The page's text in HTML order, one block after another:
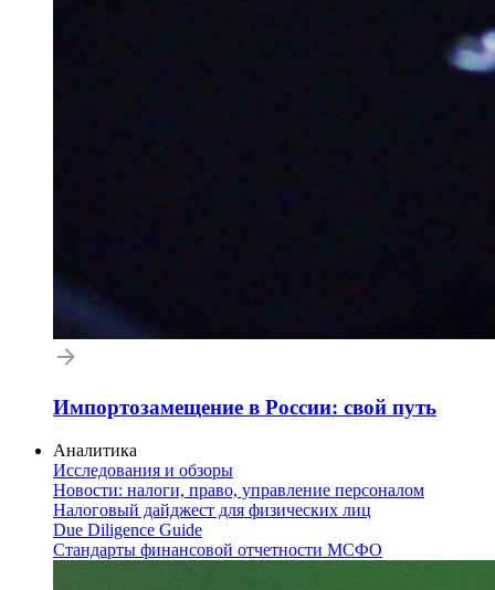
Импортозамещение в России: свой путь
Аналитика
Исследования и обзоры
Новости: налоги, право, управление персоналом
Налоговый дайджест для физических лиц
Due Diligence Guide
Стандарты финансовой отчетности МСФО